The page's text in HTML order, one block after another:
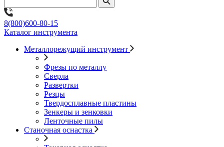
8(800)600-80-15
Каталог инструмента
Металлорежущий инструмент
Фрезы по металлу
Сверла
Развертки
Резцы
Твердосплавные пластины
Зенкеры и зенковки
Ленточные пилы
Станочная оснастка